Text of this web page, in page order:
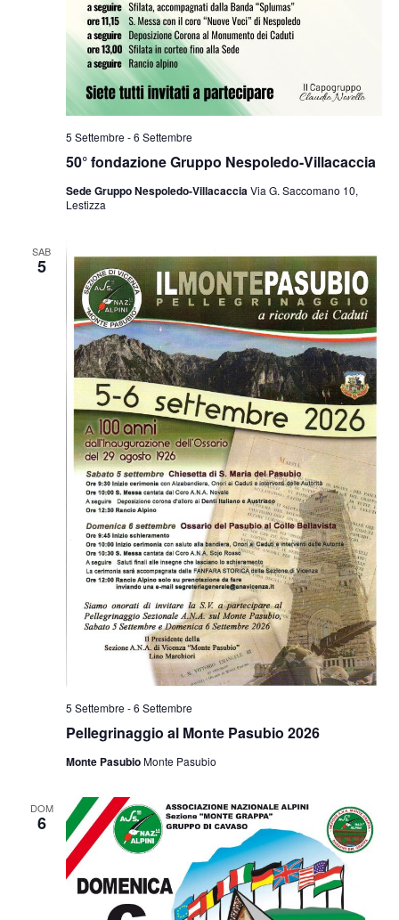
50° fondazione Gruppo Nespoledo-Villacaccia
5 Settembre -6 Settembre
Sede Gruppo Nespoledo-VillacacciaVia G. Saccomano 10,
Lestizza
SAB
5
Pellegrinaggio al Monte Pasubio 2026
5 Settembre -6 Settembre
Monte PasubioMonte Pasubio
DOM
6